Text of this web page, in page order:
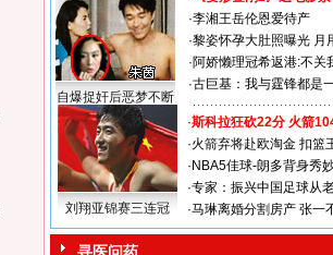
自爆捉奸后恶梦不断
·李湘王岳伦恩爱待产
·黎姿怀孕大肚照曝光 月
·阿娇懒理冠希返港:不关
·古巨基：我与霆锋都是
刘翔亚锦赛三连冠
·斯科拉狂砍22分 火箭
·火箭弃将赴欧淘金 扣篮
· NBA5佳球-朗多背身秀
·专家：振兴中国足球从
·马琳离婚分割房产 张一